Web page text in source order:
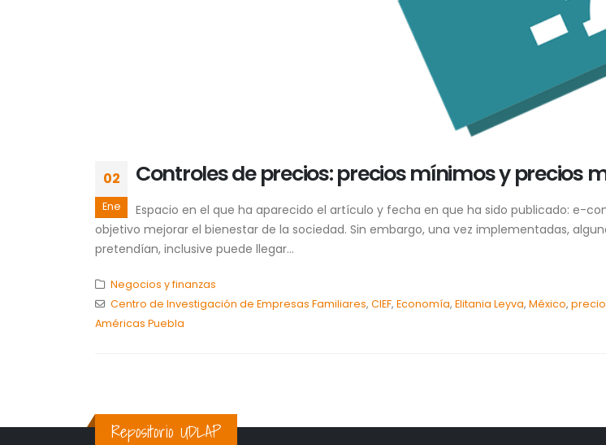
02
Ene
Controles de precios: precios mínimos y precios
Espacio en el que ha aparecido el artículo y fecha en que ha sido publicado: e-
objetivo mejorar el bienestar de la sociedad. Sin embargo, una vez implementadas,
pretendían, inclusive puede llegar...
Negocios y finanzas
Centro de Investigación de Empresas Familiares, CIEF, Economía, Elitania Leyva, México,
Américas Puebla
Repositorio UDLAP